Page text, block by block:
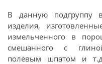
В данную подгруппу
изделия,
измельченного в
смешанного с
полевым шпатом и